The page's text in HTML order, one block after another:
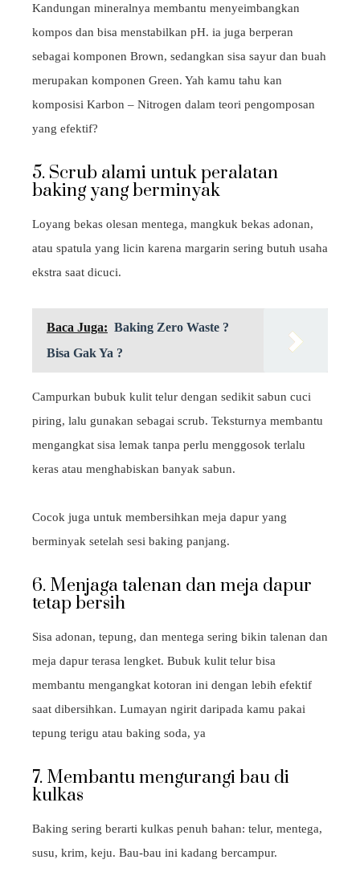
Kandungan mineralnya membantu menyeimbangkan
kompos dan bisa menstabilkan pH. ia juga berperan
sebagai komponen Brown, sedangkan sisa sayur dan buah
merupakan komponen Green. Yah kamu tahu kan
komposisi Karbon – Nitrogen dalam teori pengomposan
yang efektif?
5. Scrub alami untuk peralatan
baking yang berminyak
Loyang bekas olesan mentega, mangkuk bekas adonan,
atau spatula yang licin karena margarin sering butuh usaha
ekstra saat dicuci.
Baca Juga: Baking Zero Waste ?
Bisa Gak Ya ?
Campurkan bubuk kulit telur dengan sedikit sabun cuci
piring, lalu gunakan sebagai scrub. Teksturnya membantu
mengangkat sisa lemak tanpa perlu menggosok terlalu
keras atau menghabiskan banyak sabun.
Cocok juga untuk membersihkan meja dapur yang
berminyak setelah sesi baking panjang.
6. Menjaga talenan dan meja dapur
tetap bersih
Sisa adonan, tepung, dan mentega sering bikin talenan dan
meja dapur terasa lengket. Bubuk kulit telur bisa
membantu mengangkat kotoran ini dengan lebih efektif
saat dibersihkan. Lumayan ngirit daripada kamu pakai
tepung terigu atau baking soda, ya
7. Membantu mengurangi bau di
kulkas
Baking sering berarti kulkas penuh bahan: telur, mentega,
susu, krim, keju. Bau-bau ini kadang bercampur.